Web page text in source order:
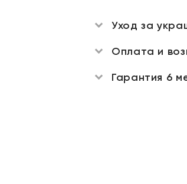
Уход за
Оплата и
Гарантия 6